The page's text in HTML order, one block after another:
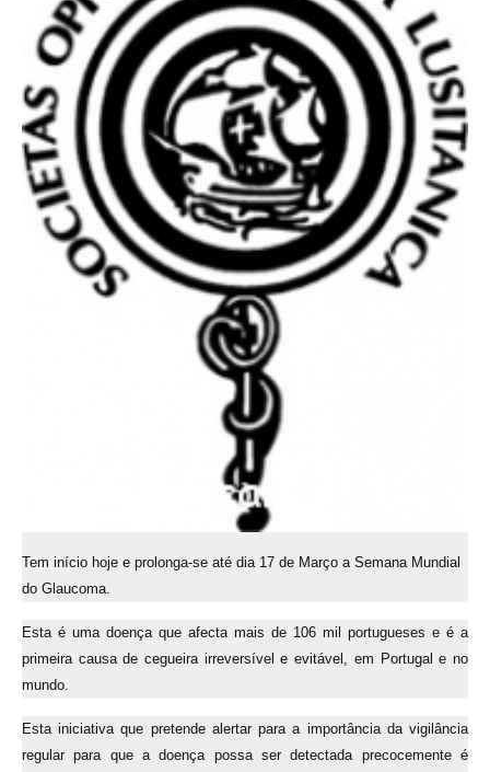
Tem início hoje e prolonga-se até dia 17 de Março a Semana Mundial
do Glaucoma.
Esta é uma doença que afecta mais de 106 mil portugueses e é a
primeira causa de cegueira irreversível e evitável, em Portugal e no
mundo.
Esta iniciativa que pretende alertar para a importância da vigilância
regular para que a doença possa ser detectada precocemente é